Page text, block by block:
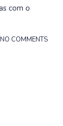
com o
NO COMMENTS